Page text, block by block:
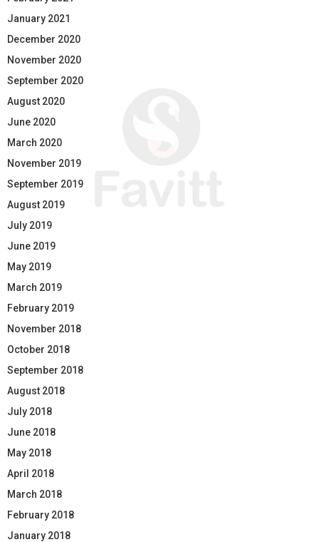
January 2021
December 2020
November 2020
September 2020
August 2020
June 2020
March 2020
November 2019
September 2019
August 2019
July 2019
June 2019
May 2019
March 2019
February 2019
November 2018
October 2018
September 2018
August 2018
July 2018
June 2018
May 2018
April 2018
March 2018
February 2018
January 2018